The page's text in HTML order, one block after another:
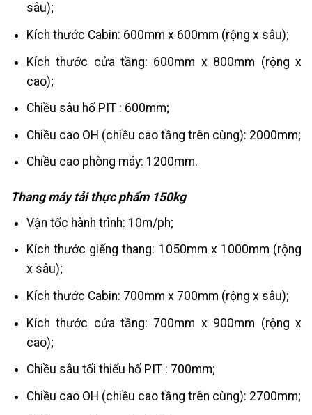
sâu);
Kích thước Cabin: 600mm x 600mm (rộng x sâu);
Kích thước cửa tầng: 600mm x 800mm (rộng x
cao);
Chiều sâu hố PIT : 600mm;
Chiều cao OH (chiều cao tầng trên cùng): 2000mm;
Chiều cao phòng máy: 1200mm.
Thang máy tải thực phẩm 150kg
Vận tốc hành trình: 10m/ph;
Kích thước giếng thang: 1050mm x 1000mm (rộng
x sâu);
Kích thước Cabin: 700mm x 700mm (rộng x sâu);
Kích thước cửa tầng: 700mm x 900mm (rộng x
cao);
Chiều sâu tối thiểu hố PIT : 700mm;
Chiều cao OH (chiều cao tầng trên cùng): 2700mm;